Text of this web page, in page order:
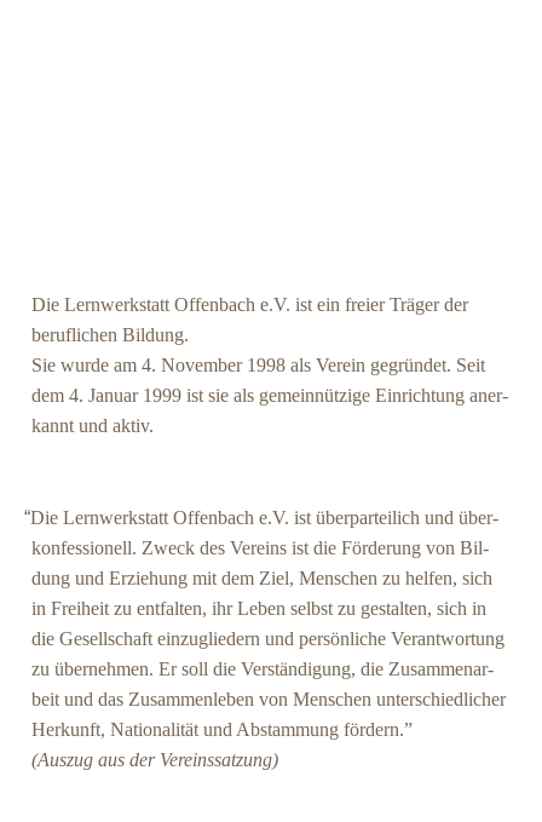
Die Lern­werk­statt Offen­bach e.V. ist ein frei­er Trä­ger der
beruf­li­chen Bil­dung.
Sie wur­de am 4. Novem­ber 1998 als Ver­ein gegrün­det. Seit
dem 4. Janu­ar 1999 ist sie als gemein­nüt­zi­ge Ein­rich­tung aner­
kannt und aktiv.
“Die Lern­werk­statt Offen­bach e.V. ist über­par­tei­lich und über­
kon­fes­sio­nell. Zweck des Ver­eins ist die För­de­rung von Bil­
dung und Erzie­hung mit dem Ziel, Men­schen zu hel­fen, sich
in Frei­heit zu ent­fal­ten, ihr Leben selbst zu gestal­ten, sich in
die Gesell­schaft ein­zu­glie­dern und per­sön­li­che Ver­ant­wor­tung
zu über­neh­men. Er soll die Ver­stän­di­gung, die Zusam­men­ar­
beit und das Zusam­men­le­ben von Men­schen unter­schied­li­cher
Her­kunft, Natio­na­li­tät und Abstam­mung fördern.”
(Aus­zug aus der Vereinssatzung)